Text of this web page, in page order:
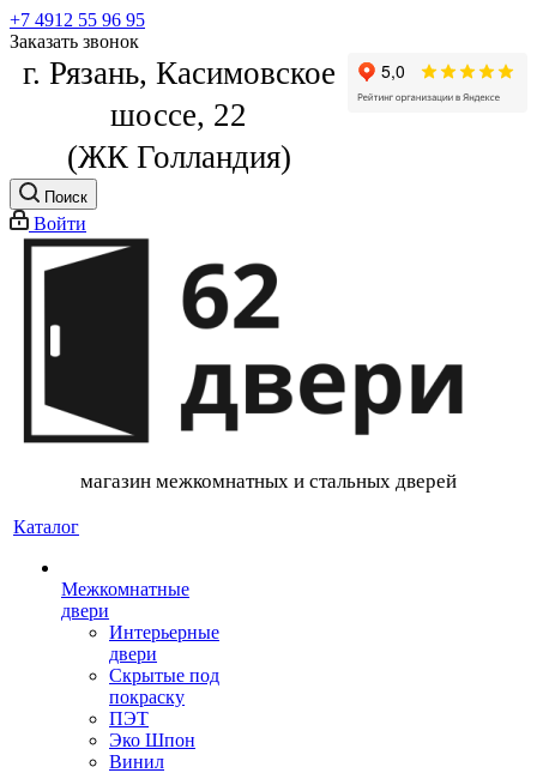
+7 4912 55 96 95
Заказать звонок
г. Рязань, Касимовское
шоссе, 22
(ЖК Голландия)
Поиск
Войти
магазин межкомнатных и стальных дверей
Каталог
Межкомнатные
двери
Интерьерные
двери
Скрытые под
покраску
ПЭТ
Эко Шпон
Винил